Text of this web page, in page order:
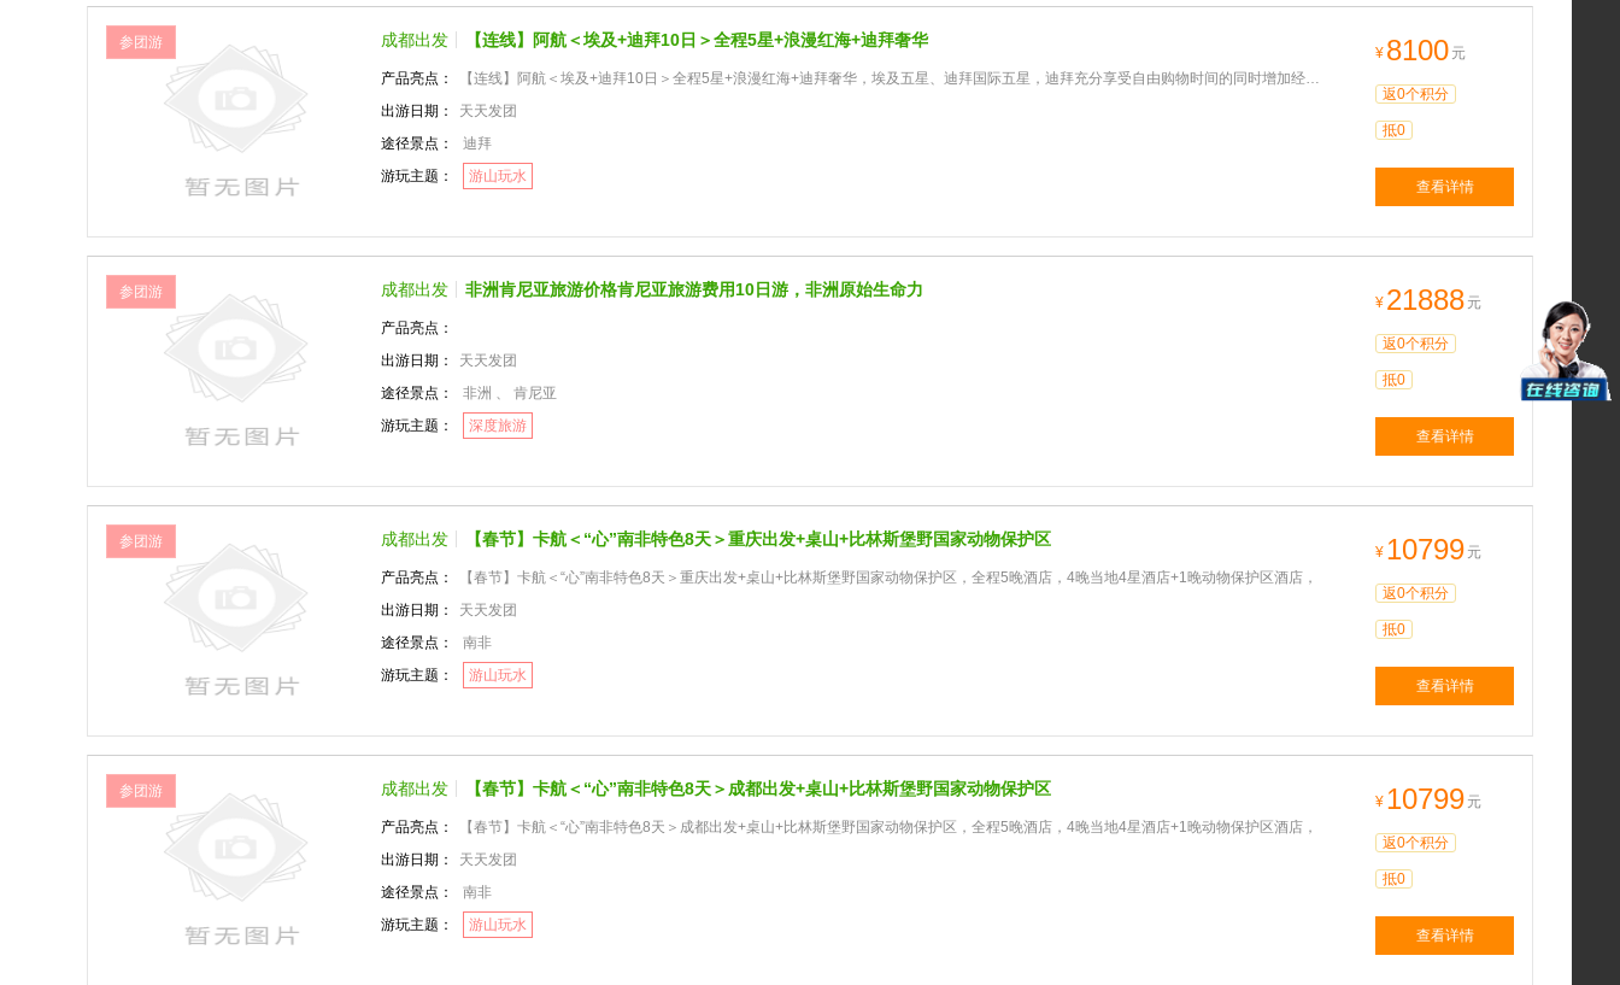
参团游 成都出发 【连线】阿航＜埃及+迪拜10日＞全程5星+浪漫红海+迪拜奢华
产品亮点：
【连线】阿航＜埃及+迪拜10日＞全程5星+浪漫红海+迪拜奢华，埃及五星、迪拜国际五星，迪拜充分享受自由购物时间的同时增加经典景
出游日期：
天天发团
途径景点：
迪拜
游玩主题：
游山玩水
¥ 8100 元
返0个积分
抵0
查看详情
参团游 成都出发 非洲肯尼亚旅游价格肯尼亚旅游费用10日游，非洲原始生命力
产品亮点：
出游日期：
天天发团
途径景点：
非洲 、 肯尼亚
游玩主题：
深度旅游
¥ 21888 元
返0个积分
抵0
查看详情
参团游 成都出发 【春节】卡航＜“心”南非特色8天＞重庆出发+桌山+比林斯堡野国家动物保护区
产品亮点：
【春节】卡航＜“心”南非特色8天＞重庆出发+桌山+比林斯堡野国家动物保护区，全程5晚酒店，4晚当地4星酒店+1晚动物保护区酒店，
出游日期：
天天发团
途径景点：
南非
游玩主题：
游山玩水
¥ 10799 元
返0个积分
抵0
查看详情
参团游 成都出发 【春节】卡航＜“心”南非特色8天＞成都出发+桌山+比林斯堡野国家动物保护区
产品亮点：
【春节】卡航＜“心”南非特色8天＞成都出发+桌山+比林斯堡野国家动物保护区，全程5晚酒店，4晚当地4星酒店+1晚动物保护区酒店，
出游日期：
天天发团
途径景点：
南非
游玩主题：
游山玩水
¥ 10799 元
返0个积分
抵0
查看详情